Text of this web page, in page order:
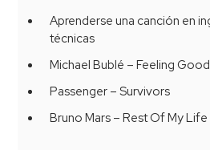
Aprenderse una canción en inglés: Trucos y
técnicas
Michael Bublé – Feeling Good
Passenger – Survivors
Bruno Mars – Rest Of My Life